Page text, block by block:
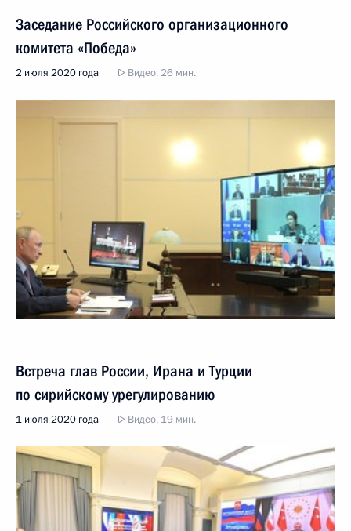
Заседание Российского организационного
комитета «Победа»
2 июля 2020 года Видео, 26 мин.
Встреча глав России, Ирана и Турции
по сирийскому урегулированию
1 июля 2020 года Видео, 19 мин.